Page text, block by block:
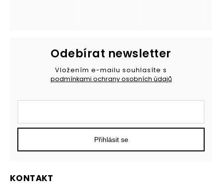
KONTAKT
Odebírat newsletter
Vložením e-mailu souhlasíte s
podmínkami ochrany osobních údajů
Přihlásit se